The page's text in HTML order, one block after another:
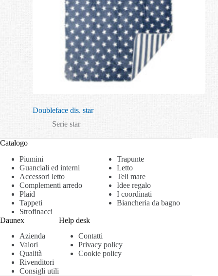
Doubleface dis. star
Serie star
Catalogo
Piumini
Trapunte
Guanciali ed interni
Letto
Accessori letto
Teli mare
Complementi arredo
Idee regalo
Plaid
I coordinati
Tappeti
Biancheria da bagno
Strofinacci
Daunex
Azienda
Valori
Qualità
Rivenditori
Consigli utili
Help desk
Contatti
Privacy policy
Cookie policy